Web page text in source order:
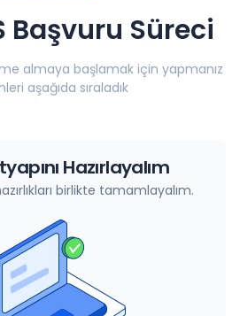
Başvuru Süreci
almaya başlamak için yapmanız
aşağıda sıraladık
Hazırlayalım
birlikte tamamlayalım.